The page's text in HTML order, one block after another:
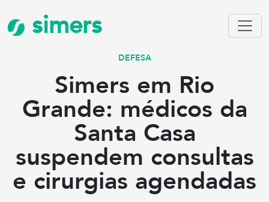
simers
DEFESA
Simers em Rio
Grande: médicos da
Santa Casa
suspendem consultas
e cirurgias agendadas